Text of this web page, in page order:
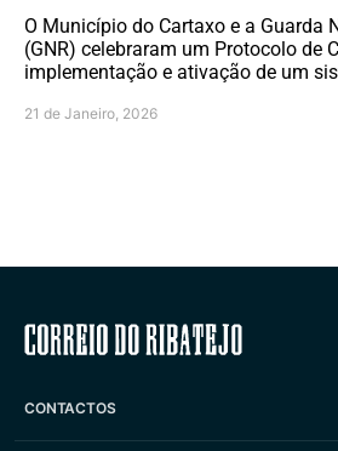
O Município do Cartaxo e a Guarda
(GNR) celebraram um Protocolo de
implementação e ativação de um
21 de Janeiro, 2026
Correio do
CONTACTOS